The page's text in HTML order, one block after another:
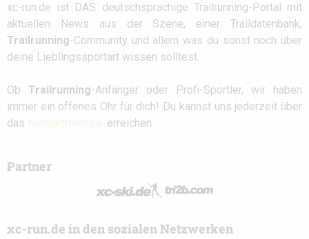
xc-run.de ist DAS deutschsprachige Trailrunning-Portal mit
aktuellen News aus der Szene, einer Traildatenbank,
Trailrunning-Community und allem was du sonst noch über
deine Lieblingssportart wissen solltest.
Ob Trailrunning-Anfänger oder Profi-Sportler, wir haben
immer ein offenes Ohr für dich! Du kannst uns jederzeit über
das Kontaktformular erreichen.
Partner
xc-run.de in den sozialen Netzwerken